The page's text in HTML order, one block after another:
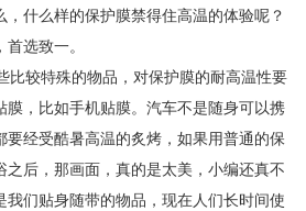
，什么样的保护膜禁得住高温的体验呢？
选致一。
较特殊的物品，对保护膜的耐高温性要
膜，比如手机贴膜。汽车不是随身可以携
要经受酷暑高温的炙烤，如果用普通的保
之后，那画面，真的是太美，小编还真不
我们贴身随带的物品，现在人们长时间使